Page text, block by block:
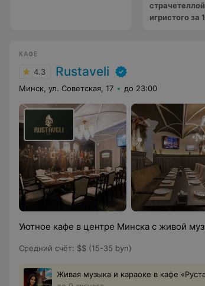
игристого за
КАФЕ
4.3 Rustaveli
Минск, ул. Советская, 17 до 23:00
Уютное кафе в центре Минска с живой
Средний счёт: $$ (15-35 byn)
Живая музыка и караоке в кафе